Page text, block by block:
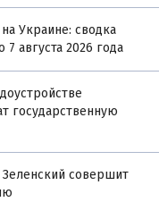
Украине: сводка
августа 2026 года
государственную
совершит